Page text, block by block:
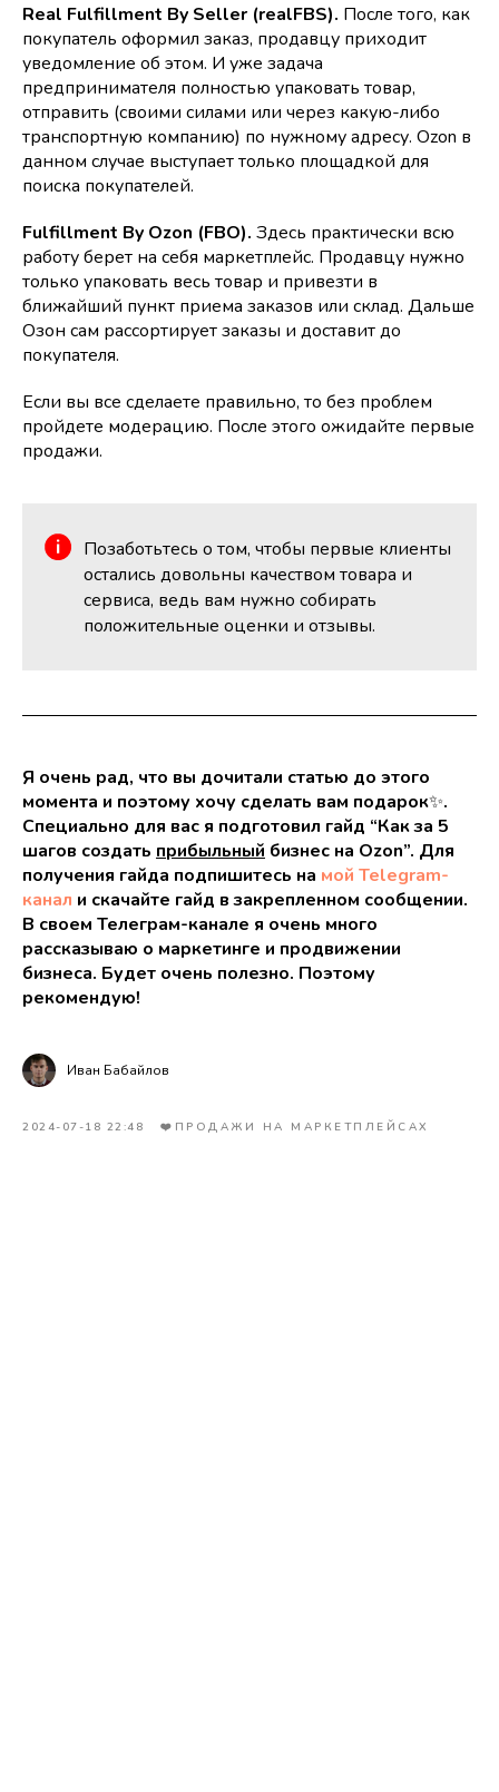
Real Fulfillment By Seller (realFBS). После того, как
покупатель оформил заказ, продавцу приходит
уведомление об этом. И уже задача
предпринимателя полностью упаковать товар,
отправить (своими силами или через какую-либо
транспортную компанию) по нужному адресу. Ozon в
данном случае выступает только площадкой для
поиска покупателей.
Fulfillment By Ozon (FBO). Здесь практически всю
работу берет на себя маркетплейс. Продавцу нужно
только упаковать весь товар и привезти в
ближайший пункт приема заказов или склад. Дальше
Озон сам рассортирует заказы и доставит до
покупателя.
Если вы все сделаете правильно, то без проблем
пройдете модерацию. После этого ожидайте первые
продажи.
Позаботьтесь о том, чтобы первые клиенты
остались довольны качеством товара и
сервиса, ведь вам нужно собирать
положительные оценки и отзывы.
Я очень рад, что вы дочитали статью до этого
момента и поэтому хочу сделать вам подарок✨.
Специально для вас я подготовил гайд “Как за 5
шагов создать прибыльный бизнес на Ozon”. Для
получения гайда подпишитесь на мой Telegram-
канал и скачайте гайд в закрепленном сообщении.
В своем Телеграм-канале я очень много
рассказываю о маркетинге и продвижении
бизнеса. Будет очень полезно. Поэтому
рекомендую!
Иван Бабайлов
2024-07-18 22:48 ❤️ПРОДАЖИ НА МАРКЕТПЛЕЙСАХ